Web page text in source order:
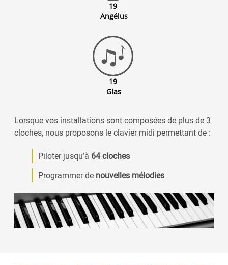
19
Angélus
19
Glas
Lorsque vos installations sont composées de plus de 3
cloches, nous proposons le clavier midi permettant de :
Piloter jusqu’à 64 cloches
Programmer de nouvelles mélodies